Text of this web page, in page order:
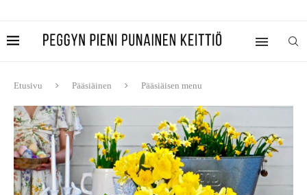
Etusivu Pääsiäinen Pääsiäisen menu